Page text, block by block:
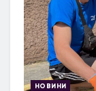
НОВИНИ